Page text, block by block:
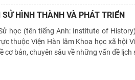
SỬ HÌNH THÀNH VÀ PHÁT TRIỂN
học (tên tiếng Anh: Institute of
thuộc Viện Hàn lâm Khoa học xã hội
cơ bản, chuyên sâu về những vấn đề